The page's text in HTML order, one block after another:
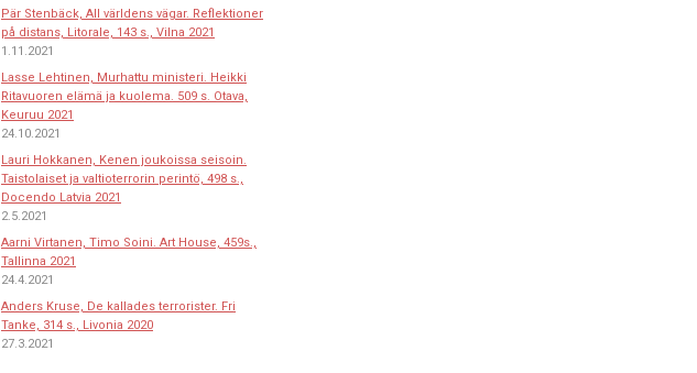
Pär Stenbäck, All världens vägar. Reflektioner
på distans, Litorale, 143 s., Vilna 2021
1.11.2021
Lasse Lehtinen, Murhattu ministeri. Heikki
Ritavuoren elämä ja kuolema. 509 s. Otava,
Keuruu 2021
24.10.2021
Lauri Hokkanen, Kenen joukoissa seisoin.
Taistolaiset ja valtioterrorin perintö, 498 s.,
Docendo Latvia 2021
2.5.2021
Aarni Virtanen, Timo Soini. Art House, 459s.,
Tallinna 2021
24.4.2021
Anders Kruse, De kallades terrorister. Fri
Tanke, 314 s., Livonia 2020
27.3.2021